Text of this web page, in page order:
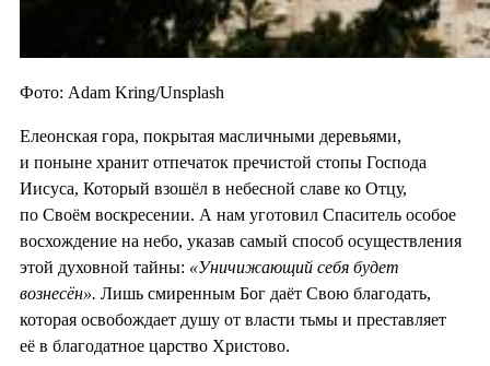
Фото: Adam Kring/Unsplash
Елеонская гора, покрытая масличными деревьями,
и поныне хранит отпечаток пречистой стопы Господа
Иисуса, Который взошёл в небесной славе ко Отцу,
по Своём воскресении. А нам уготовил Спаситель особое
восхождение на небо, указав самый способ осуществления
этой духовной тайны: «Уничижающий себя будет
вознесён». Лишь смиренным Бог даёт Свою благодать,
которая освобождает душу от власти тьмы и преставляет
её в благодатное царство Христово.